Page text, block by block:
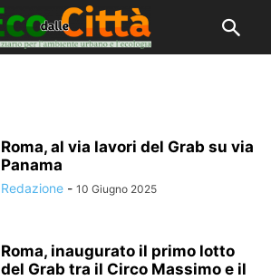
Roma, al via lavori del Grab su via
Panama
Redazione - 10 Giugno 2025
Roma, inaugurato il primo lotto
del Grab tra il Circo Massimo e il